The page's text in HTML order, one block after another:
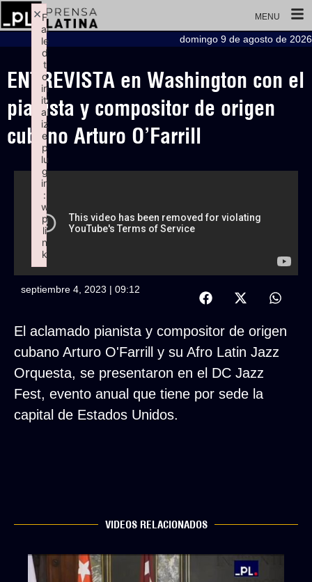
MENU
domingo 9 de agosto de 2026
ENTREVISTA en Washington con el
pianista y compositor de origen
cubano Arturo O’Farrill
septiembre 4, 2023 | 09:12
El aclamado pianista y compositor de origen
cubano Arturo O'Farrill y su Afro Latin Jazz
Orquesta, se presentaron en el DC Jazz
Fest, evento anual que tiene por sede la
capital de Estados Unidos.
VIDEOS RELACIONADOS
F
ai
le
d
t
o
in
iti
al
iz
e
p
lu
g
in
:
w
p
li
n
k
×
Failed to initialize plugin: wplink